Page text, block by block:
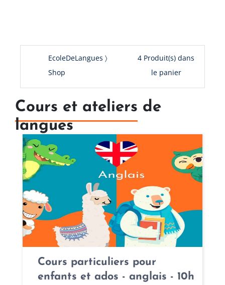
EcoleDeLangues
Shop
4 Produit(s) dans
le panier
Cours et ateliers de
langues
Cours particuliers pour
enfants et ados - anglais - 10h